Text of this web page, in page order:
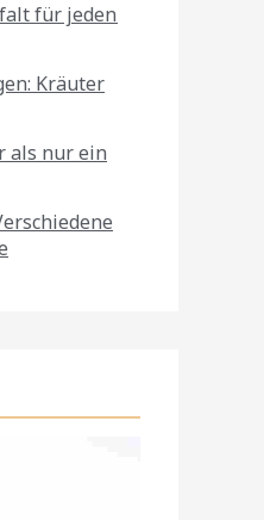
für jeden
Kräuter
als nur ein